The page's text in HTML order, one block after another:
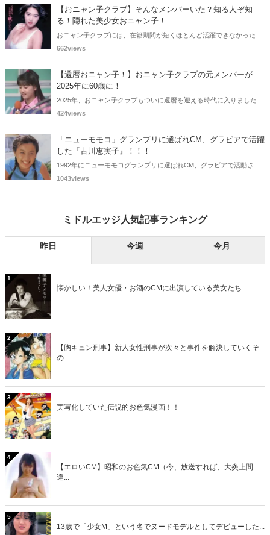
わどいショットで多くの男性を魅了した女性も!? 今回は、そんなグラ
ビアで活躍した女性政治家6名をご紹介します。
【おニャン子クラブ】そんなメンバーいた？知る人ぞ知
る！隠れた美少女おニャン子！
おニャン子クラブには、在籍期間が短くほとんど活躍できなかったも
のの、知る人ぞ知る "美少女おニャン子" がいました。それも、強制的
子まで様々です。今回は、筆者の独断と偏見で、4人の "隠れ美少女お
ニャン子" をご紹介します。
662views
【還暦おニャン子！】おニャン子クラブの元メンバーが
2025年に60歳に！
2025年、おニャン子クラブもついに還暦を迎える時代に入りました。
おニャン子クラブの元メンバーは全員が昭和40年代生まれで、そのう
れ）の二人です。しかも、この二人には年齢以外の共通点もありま
す。さて、誰と誰でしょうか？
424views
「ニューモモコ」グランプリに選ばれCM、グラビアで活躍
した『古川恵実子』！！！
1992年にニューモモコグランプリに選ばれCM、グラビアで活動され
ていた古川恵実子さん。2010年3月頃まではラジオDJを担当されてい
1043views
ミドルエッジ人気記事ランキング
昨日 今週 今月
1
懐かしい！美人女優・お酒のCMに出演している美女たち
2
【胸キュン刑事】新人女性刑事が次々と事件を解決していくそ
の...
3
実写化していた伝説的お色気漫画！！
4
【エロいCM】昭和のお色気CM（今、放送すれば、大炎上間
違...
5
13歳で「少女M」という名でヌードモデルとしてデビューした...